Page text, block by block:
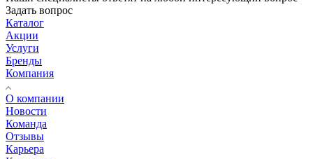
Задать вопрос
Каталог
Акции
Услуги
Бренды
Компания
О компании
Новости
Команда
Отзывы
Карьера